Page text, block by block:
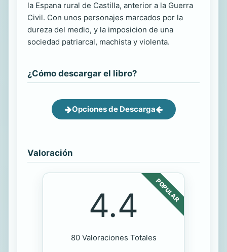
la Espana rural de Castilla, anterior a la Guerra
Civil. Con unos personajes marcados por la
dureza del medio, y la imposicion de una
sociedad patriarcal, machista y violenta.
¿Cómo descargar el libro?
Opciones de Descarga
Valoración
POPULAR
4.4
80 Valoraciones Totales